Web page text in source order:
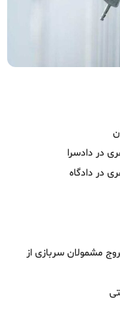
مشمولان سربازی از